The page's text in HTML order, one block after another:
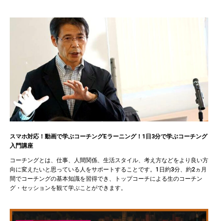
スマホ対応！動画で学ぶコーチングEラーニング！1日3分で学ぶコーチング
入門講座
コーチングとは、仕事、人間関係、生活スタイル、考え方などをより良い方
向に変えたいと思っている人をサポートすることです。1日約3分、約2ヵ月
間でコーチングの基本知識を習得でき、トップコーチによる生のコーチン
グ・セッションを観て学ぶことができます。